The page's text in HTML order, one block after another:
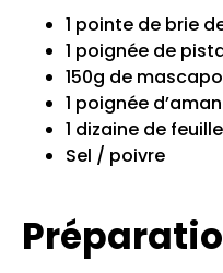
1 pointe de brie
1 poignée de
150g de
1 poignée
1 dizaine de
Sel / poivre